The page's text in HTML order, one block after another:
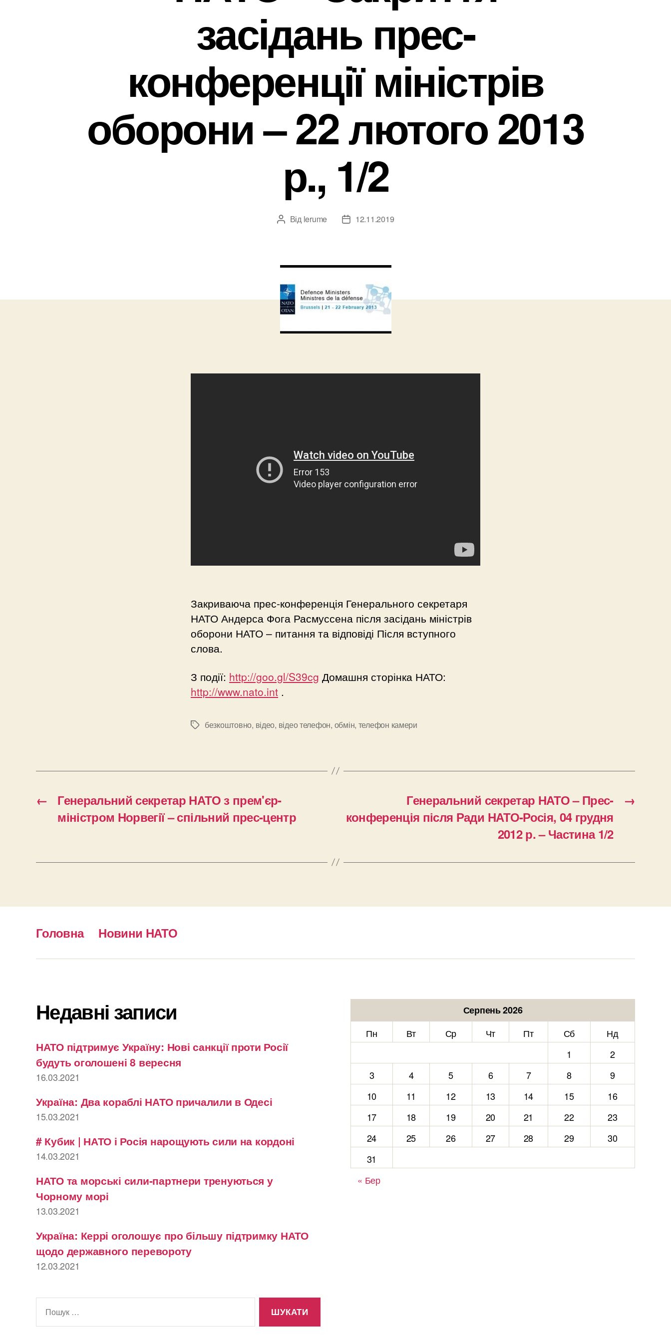
засідань прес-
конференції міністрів
оборони – 22 лютого 2013
р., 1/2
Автор
Від lerume
Дата12.11.2019
Закриваюча прес-конференція Генерального секретаря
НАТО Андерса Фога Расмуссена після засідань міністрів
оборони НАТО – питання та відповіді Після вступного
слова.
З події: http://goo.gl/S39cg Домашня сторінка НАТО:
http://www.nato.int .
Позначки
безкоштовно, відео, відео телефон, обмін, телефон камери
←
Генеральний секретар НАТО з прем'єр-
міністром Норвегії – спільний прес-центр
→
Генеральний секретар НАТО – Прес-
конференція після Ради НАТО-Росія, 04 грудня
2012 р. – Частина 1/2
Головна Новини НАТО
Недавні записи
НАТО підтримує Україну: Нові санкції проти Росії
будуть оголошені 8 вересня
16.03.2021
Україна: Два кораблі НАТО причалили в Одесі
15.03.2021
# Кубик | НАТО і Росія нарощують сили на кордоні
14.03.2021
НАТО та морські сили-партнери тренуються у
Чорному морі
13.03.2021
Україна: Керрі оголошує про більшу підтримку НАТО
щодо державного перевороту
12.03.2021
Серпень 2026
Пн
Вт Ср Чт Пт Сб
Нд
1
2
3
4 5 6 7 8
9
10
11 12 13 14 15
16
17
18 19 20 21 22
23
24
25 26 27 28 29
30
31
« Бер